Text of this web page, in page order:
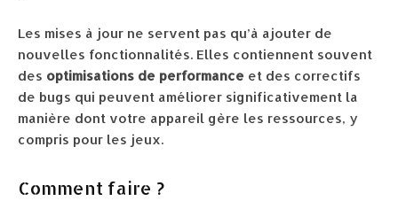
Les mises à jour ne servent pas qu’à ajouter de
nouvelles fonctionnalités. Elles contiennent souvent
des optimisations de performance et des correctifs
de bugs qui peuvent améliorer significativement la
manière dont votre appareil gère les ressources, y
compris pour les jeux.
Comment faire ?